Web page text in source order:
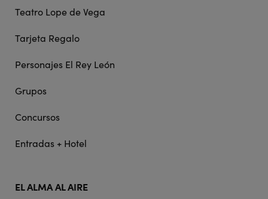
Teatro Lope de Vega
Tarjeta Regalo
Personajes El Rey León
Grupos
Concursos
Entradas + Hotel
EL ALMA AL AIRE